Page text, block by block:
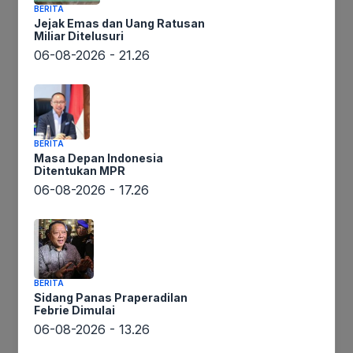
Informasi mengejutkan datang dari internal Partai
pertama kali diungkap oleh lintaswarta.co.id. DPP
PPP rupanya membuka peluang besar untuk
mengubah syarat pencalonan ketua umum dalam
Muktamar mendatang yang dijadwalkan Agustus
atau September 2025. Hal ini mencuat setelah
beberapa nama di luar kader partai ramai
BERITA
Jejak Emas dan Uang Ratusan
Miliar Ditelusuri
06-08-2026 - 21.26
BERITA
Masa Depan Indonesia
Ditentukan MPR
06-08-2026 - 17.26
BERITA
Sidang Panas Praperadilan
Febrie Dimulai
06-08-2026 - 13.26